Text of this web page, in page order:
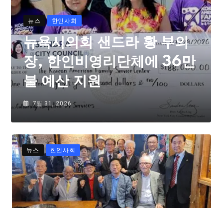
뉴스 한인사회
뉴욕시의회 샌드라 황 부의
장, 한인비영리단체에 36만
불 예산 지원
7월 31, 2026
뉴스 한인사회